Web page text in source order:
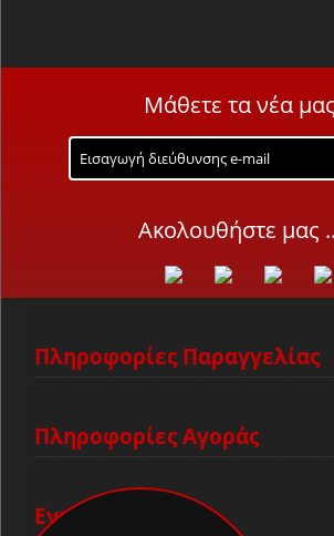
Μάθετε τα νέα
Ακολουθήστε μας ..
Πληροφορίες Παραγγελίας
Πληροφορίες Αγοράς
Ενημέρωση